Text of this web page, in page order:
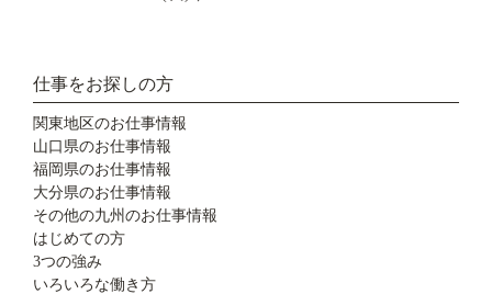
仕事をお探しの方
関東地区のお仕事情報
山口県のお仕事情報
福岡県のお仕事情報
大分県のお仕事情報
その他の九州のお仕事情報
はじめての方
3つの強み
いろいろな働き方